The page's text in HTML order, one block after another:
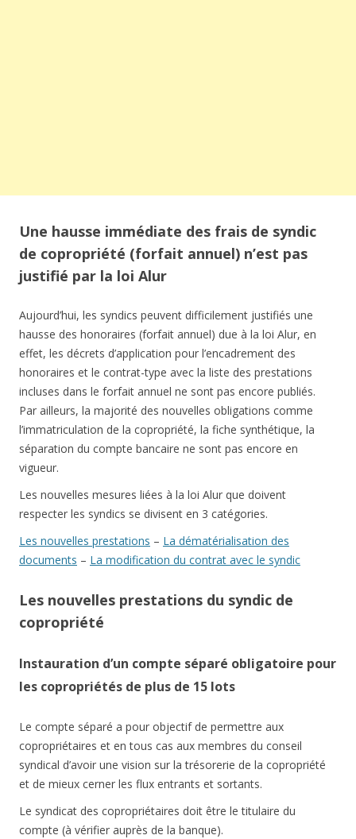
Une hausse immédiate des frais de syndic
de copropriété (forfait annuel) n’est pas
justifié par la loi Alur
Aujourd’hui, les syndics peuvent difficilement justifiés une
hausse des honoraires (forfait annuel) due à la loi Alur, en
effet, les décrets d’application pour l’encadrement des
honoraires et le contrat-type avec la liste des prestations
incluses dans le forfait annuel ne sont pas encore publiés.
Par ailleurs, la majorité des nouvelles obligations comme
l’immatriculation de la copropriété, la fiche synthétique, la
séparation du compte bancaire ne sont pas encore en
vigueur.
Les nouvelles mesures liées à la loi Alur que doivent
respecter les syndics se divisent en 3 catégories.
Les nouvelles prestations – La dématérialisation des
documents – La modification du contrat avec le syndic
Les nouvelles prestations du syndic de
copropriété
Instauration d’un compte séparé obligatoire pour
les copropriétés de plus de 15 lots
Le compte séparé a pour objectif de permettre aux
copropriétaires et en tous cas aux membres du conseil
syndical d’avoir une vision sur la trésorerie de la copropriété
et de mieux cerner les flux entrants et sortants.
Le syndicat des copropriétaires doit être le titulaire du
compte (à vérifier auprès de la banque).